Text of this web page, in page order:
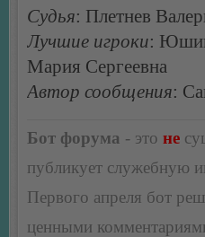
Судья: Плетнев
Лучшие игроки:
Мария Сергеевна
Автор сообщения:
Бот форума - это не
публикует служебную
Первого апреля бот
ценными